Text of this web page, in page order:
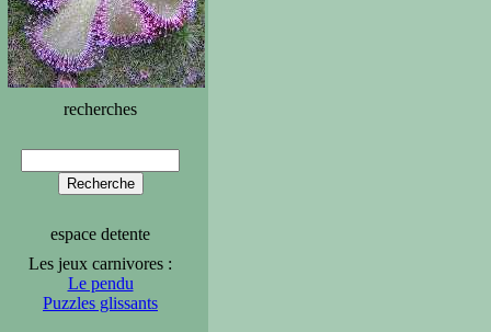
recherches
espace detente
Les jeux carnivores :
Le pendu
Puzzles glissants